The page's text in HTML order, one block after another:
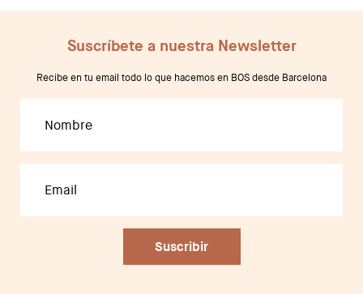
Suscríbete a nuestra Newsletter
Recibe en tu email todo lo que hacemos en BOS desde Barcelona